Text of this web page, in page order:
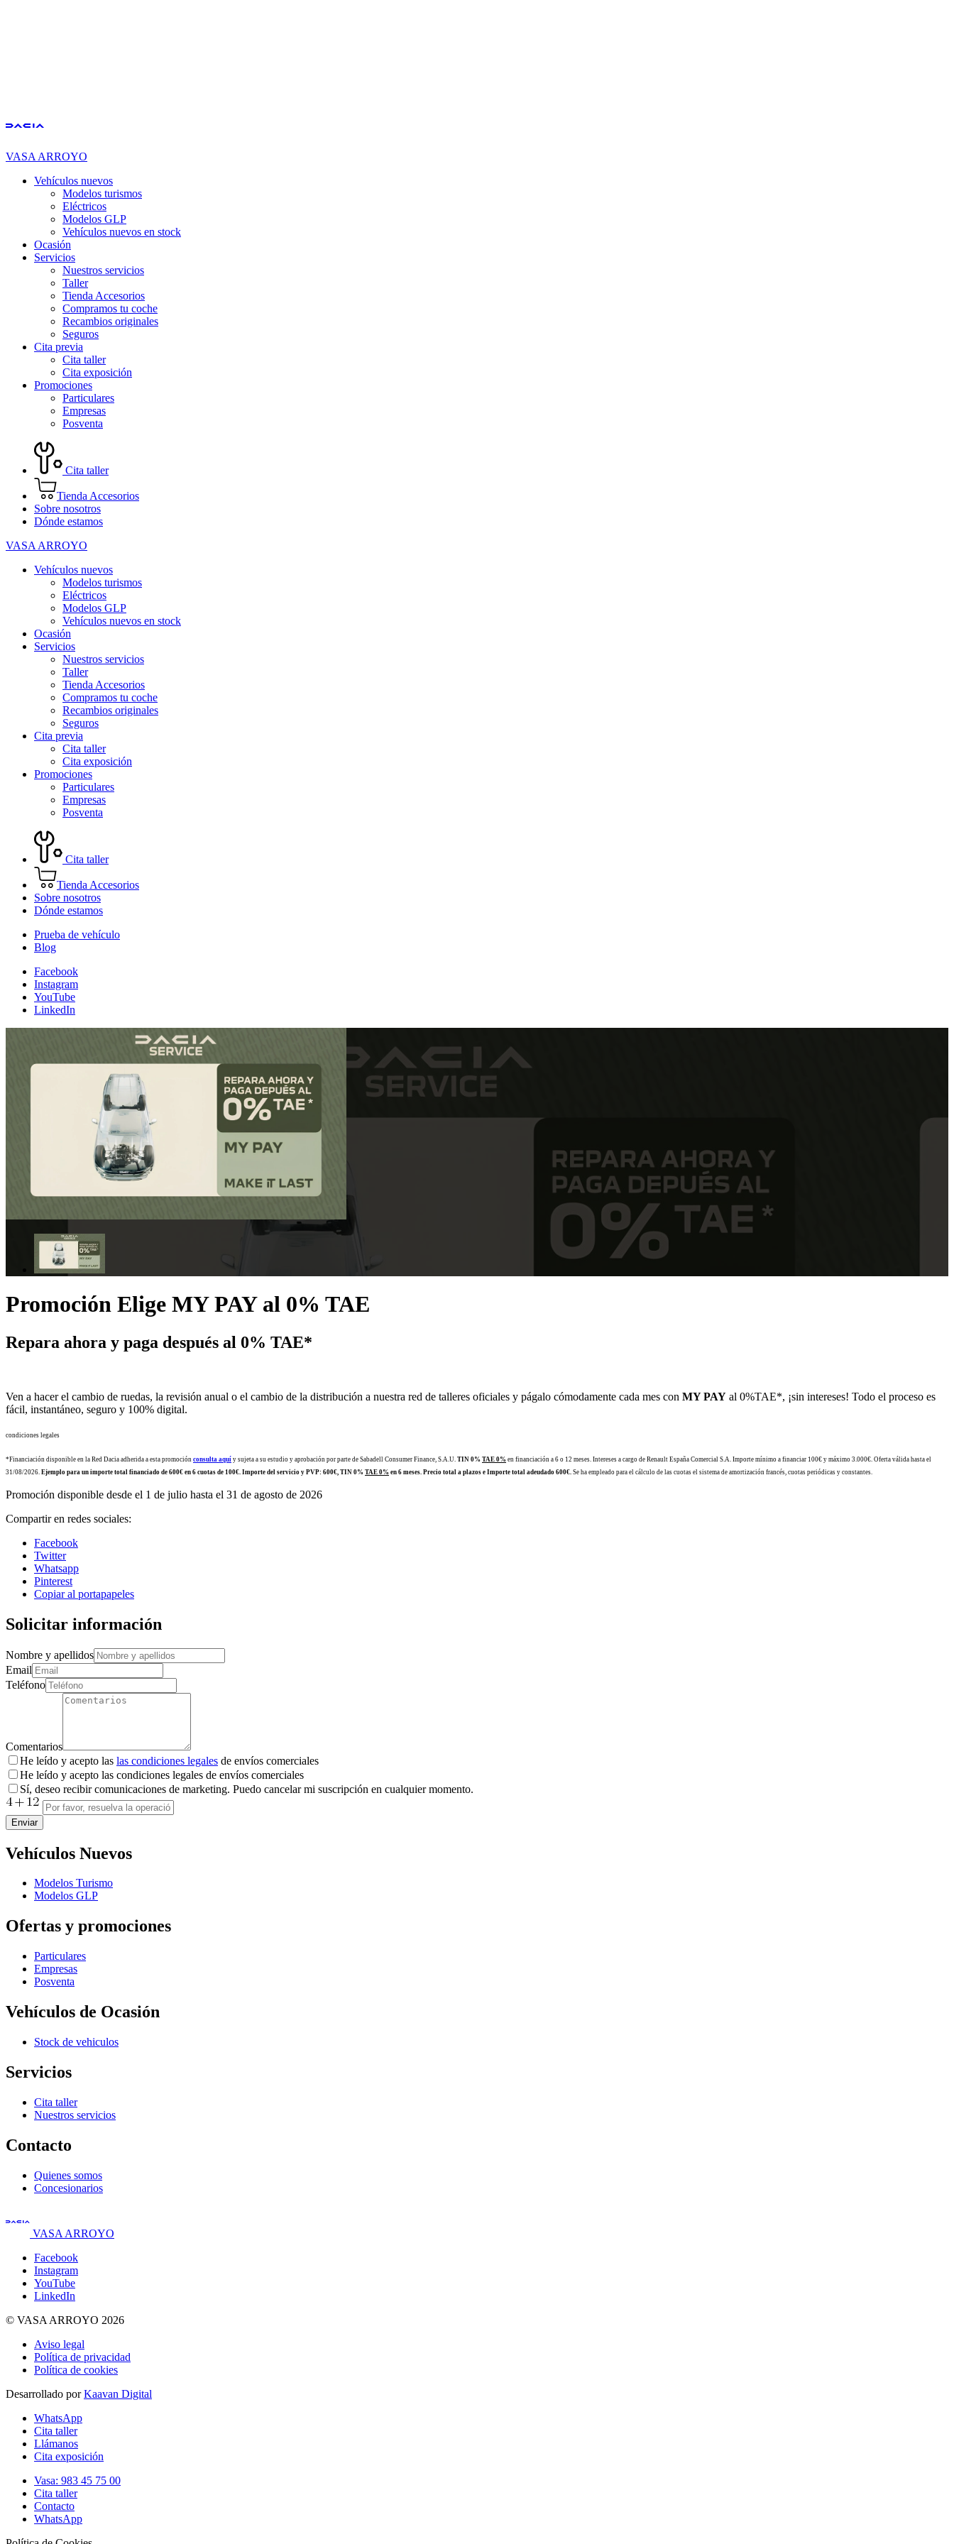
VASA ARROYO
Vehículos nuevos
Modelos turismos
Eléctricos
Modelos GLP
Vehículos nuevos en stock
Ocasión
Servicios
Nuestros servicios
Taller
Tienda Accesorios
Compramos tu coche
Recambios originales
Seguros
Cita previa
Cita taller
Cita exposición
Promociones
Particulares
Empresas
Posventa
Cita taller
Tienda Accesorios
Sobre nosotros
Dónde estamos
VASA ARROYO
Vehículos nuevos
Modelos turismos
Eléctricos
Modelos GLP
Vehículos nuevos en stock
Ocasión
Servicios
Nuestros servicios
Taller
Tienda Accesorios
Compramos tu coche
Recambios originales
Seguros
Cita previa
Cita taller
Cita exposición
Promociones
Particulares
Empresas
Posventa
Cita taller
Tienda Accesorios
Sobre nosotros
Dónde estamos
Prueba de vehículo
Blog
Facebook
Instagram
YouTube
LinkedIn
Promoción Elige MY PAY al 0% TAE
Repara ahora y paga después al 0% TAE*
Ven a hacer el cambio de ruedas, la revisión anual o el cambio de la distribución a nuestra red de talleres oficiales y págalo cómodamente cada mes con MY PAY al 0%TAE*, ¡sin intereses! Todo el proceso es
fácil, instantáneo, seguro y 100% digital.
condiciones legales
*Financiación disponible en la Red Dacia adherida a esta promoción consulta aquí y sujeta a su estudio y aprobación por parte de Sabadell Consumer Finance, S.A.U. TIN 0% TAE 0% en financiación a 6 o 12 meses. Intereses a cargo de Renault España Comercial S.A. Importe mínimo a financiar 100€ y máximo 3.000€. Oferta válida hasta el
31/08/2026. Ejemplo para un importe total financiado de 600€ en 6 cuotas de 100€. Importe del servicio y PVP: 600€, TIN 0% TAE 0% en 6 meses. Precio total a plazos e Importe total adeudado 600€. Se ha empleado para el cálculo de las cuotas el sistema de amortización francés, cuotas periódicas y constantes.
Promoción disponible desde el 1 de julio hasta el 31 de agosto de 2026
Compartir en redes sociales:
Facebook
Twitter
Whatsapp
Pinterest
Copiar al portapapeles
Solicitar información
Nombre y apellidos
Email
Teléfono
Comentarios
He leído y acepto las las condiciones legales de envíos comerciales
He leído y acepto las condiciones legales de envíos comerciales
Sí, deseo recibir comunicaciones de marketing. Puedo cancelar mi suscripción en cualquier momento.
Enviar
Vehículos Nuevos
Modelos Turismo
Modelos GLP
Ofertas y promociones
Particulares
Empresas
Posventa
Vehículos de Ocasión
Stock de vehiculos
Servicios
Cita taller
Nuestros servicios
Contacto
Quienes somos
Concesionarios
VASA ARROYO
Facebook
Instagram
YouTube
LinkedIn
© VASA ARROYO 2026
Aviso legal
Política de privacidad
Política de cookies
Desarrollado porKaavan Digital
WhatsApp
Cita taller
Llámanos
Cita exposición
Vasa: 983 45 75 00
Cita taller
Contacto
WhatsApp